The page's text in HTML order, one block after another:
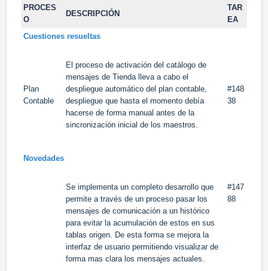
PROCES
O
DESCRIPCIÓN
TAR
EA
Cuestiones resueltas
Plan
Contable
El proceso de activación del catálogo de
mensajes de Tienda lleva a cabo el
despliegue automático del plan contable,
despliegue que hasta el momento debía
hacerse de forma manual antes de la
sincronización inicial de los maestros.
#148
38
Novedades
Se implementa un completo desarrollo que
permite a través de un proceso pasar los
mensajes de comunicación a un histórico
para evitar la acumulación de estos en sus
tablas origen. De esta forma se mejora la
interfaz de usuario permitiendo visualizar de
forma mas clara los mensajes actuales.
#147
88